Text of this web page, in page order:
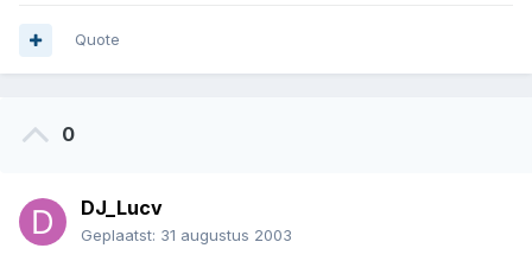
Quote
0
DJ_Lucv
Geplaatst: 31 augustus 2003